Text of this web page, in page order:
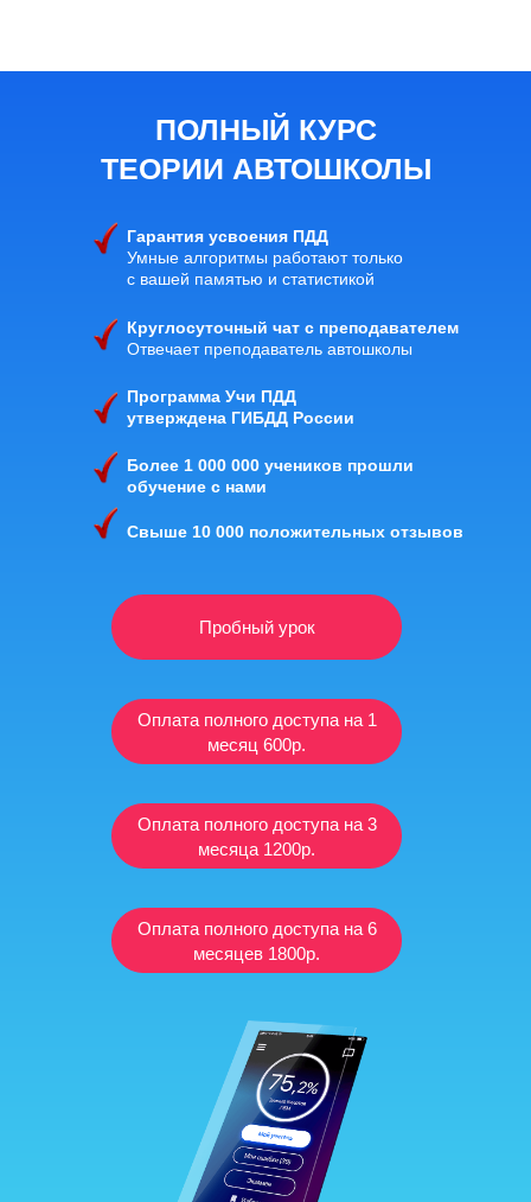
Гарантия усвоения ПДД
Умные алгоритмы работают только
с вашей памятью и статистикой
ПОЛНЫЙ КУРС
ТЕОРИИ АВТОШКОЛЫ
Круглосуточный чат с преподавателем
Отвечает преподаватель автошколы
Программа Учи ПДД
утверждена ГИБДД России
Оплата полного доступа на 6
месяцев 1800р.
Оплата полного доступа на 3
месяца 1200р.
Более 1 000 000 учеников прошли
обучение с нами
Свыше 10 000 положительных отзывов
Пробный урок
Оплата полного доступа на 1
месяц 600р.